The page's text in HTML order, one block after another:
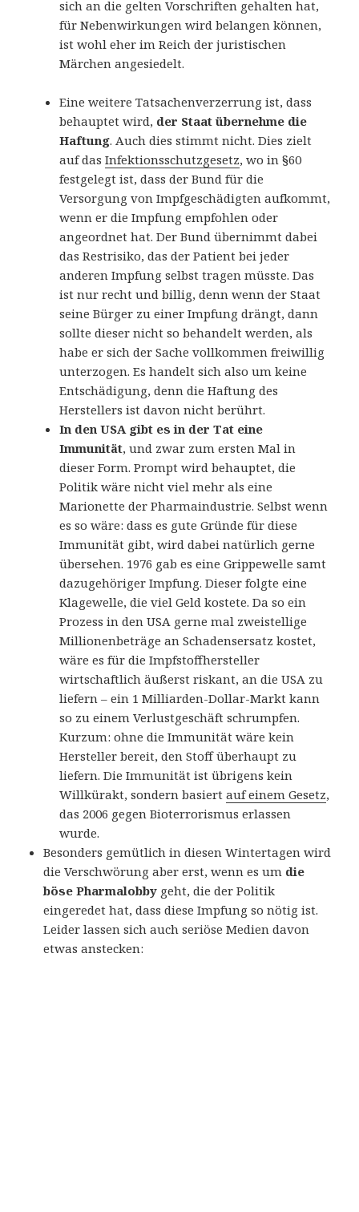
sich an die gelten Vorschriften gehalten hat,
für Nebenwirkungen wird belangen können,
ist wohl eher im Reich der juristischen
Märchen angesiedelt.
Eine weitere Tatsachenverzerrung ist, dass
behauptet wird, der Staat übernehme die
Haftung. Auch dies stimmt nicht. Dies zielt
auf dasInfektionsschutzgesetz, wo in §60
festgelegt ist, dass der Bund für die
Versorgung von Impfgeschädigten aufkommt,
wenn er die Impfung empfohlen oder
angeordnet hat. Der Bund übernimmt dabei
das Restrisiko, das der Patient bei jeder
anderen Impfung selbst tragen müsste. Das
ist nur recht und billig, denn wenn der Staat
seine Bürger zu einer Impfung drängt, dann
sollte dieser nicht so behandelt werden, als
habe er sich der Sache vollkommen freiwillig
unterzogen. Es handelt sich also um keine
Entschädigung, denn die Haftung des
Herstellers ist davon nicht berührt.
In den USA gibt es in der Tat eine
Immunität, und zwar zum ersten Mal in
dieser Form. Prompt wird behauptet, die
Politik wäre nicht viel mehr als eine
Marionette der Pharmaindustrie. Selbst wenn
es so wäre: dass es gute Gründe für diese
Immunität gibt, wird dabei natürlich gerne
übersehen. 1976 gab es eine Grippewelle samt
dazugehöriger Impfung. Dieser folgte eine
Klagewelle, die viel Geld kostete. Da so ein
Prozess in den USA gerne mal zweistellige
Millionenbeträge an Schadensersatz kostet,
wäre es für die Impfstoffhersteller
wirtschaftlich äußerst riskant, an die USA zu
liefern – ein 1 Milliarden-Dollar-Markt kann
so zu einem Verlustgeschäft schrumpfen.
Kurzum: ohne die Immunität wäre kein
Hersteller bereit, den Stoff überhaupt zu
liefern. Die Immunität ist übrigens kein
Willkürakt, sondern basiertauf einem Gesetz,
das 2006 gegen Bioterrorismus erlassen
wurde.
Besonders gemütlich in diesen Wintertagen wird
die Verschwörung aber erst, wenn es um die
böse Pharmalobby geht, die der Politik
eingeredet hat, dass diese Impfung so nötig ist.
Leider lassen sich auch seriöse Medien davon
etwas anstecken: